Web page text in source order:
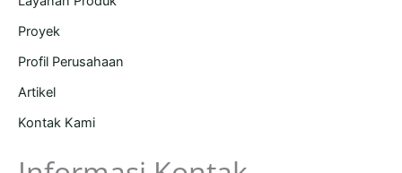
Proyek
Profil Perusahaan
Artikel
Kontak Kami